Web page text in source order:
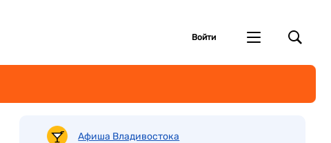
Войти
Афиша Владивостока